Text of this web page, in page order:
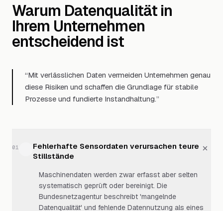
Warum Datenqualität in
Ihrem Unternehmen
entscheidend ist
“Mit verlässlichen Daten vermeiden Unternehmen genau
diese Risiken und schaffen die Grundlage für stabile
Prozesse und fundierte Instandhaltung.”
01
Fehlerhafte Sensordaten verursachen teure
Stillstände
Maschinendaten werden zwar erfasst aber selten
systematisch geprüft oder bereinigt. Die
Bundesnetzagentur beschreibt 'mangelnde
Datenqualität' und fehlende Datennutzung als eines